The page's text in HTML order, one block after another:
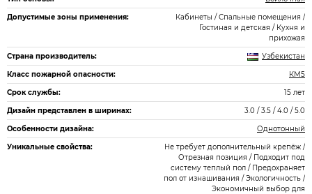
Допустимые зоны применения:
Кабинеты / Спальные помещения /
Гостиная и детская / Кухня и
прихожая
Страна производитель:
Узбекистан
Класс пожарной опасности:
КМ5
Срок службы:
15 лет
Дизайн представлен в ширинах:
3.0 / 3.5 / 4.0 / 5.0
Особенности дизайна:
Однотонный
Уникальные свойства:
Не требует дополнительный крепёж /
Отрезная позиция / Подходит под
систему теплый пол / Предохраняет
пол от изнашивания / Экологичность /
Экономичный выбор для